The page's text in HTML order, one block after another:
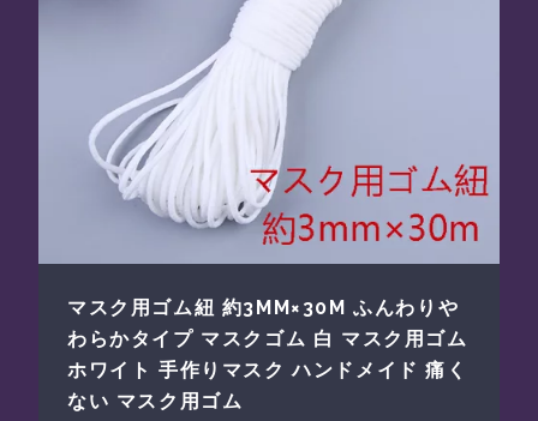
マスク用ゴム紐 約3MM×30M ふんわりや
わらかタイプ マスクゴム 白 マスク用ゴム
ホワイト 手作りマスク ハンドメイド 痛く
ない マスク用ゴム